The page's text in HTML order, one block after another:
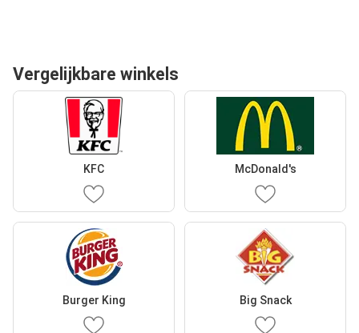
Vergelijkbare winkels
KFC McDonald's
Burger King Big Snack